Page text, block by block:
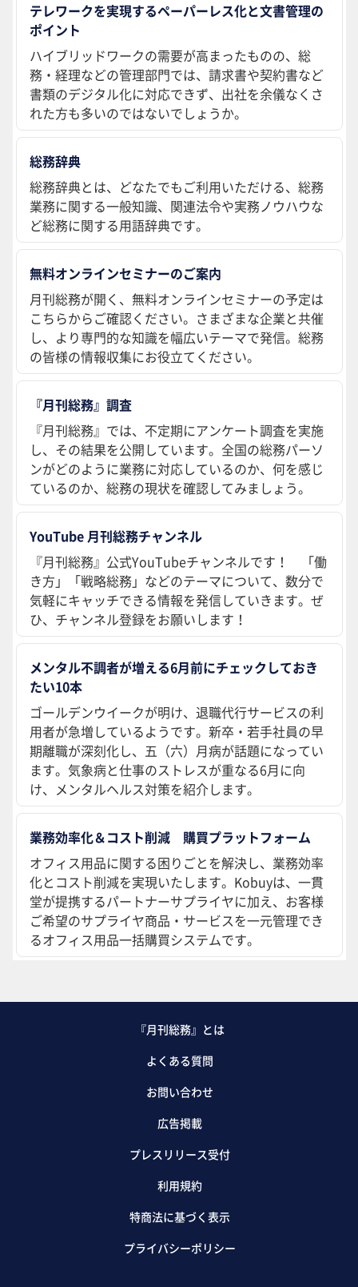
テレワークを実現するペーパーレス化と文書管理の
ポイント
ハイブリッドワークの需要が高まったものの、総
務・経理などの管理部門では、請求書や契約書など
書類のデジタル化に対応できず、出社を余儀なくさ
れた方も多いのではないでしょうか。
総務辞典
総務辞典とは、どなたでもご利用いただける、総務
業務に関する一般知識、関連法令や実務ノウハウな
ど総務に関する用語辞典です。
無料オンラインセミナーのご案内
月刊総務が開く、無料オンラインセミナーの予定は
こちらからご確認ください。さまざまな企業と共催
し、より専門的な知識を幅広いテーマで発信。総務
の皆様の情報収集にお役立てください。
『月刊総務』調査
『月刊総務』では、不定期にアンケート調査を実施
し、その結果を公開しています。全国の総務パーソ
ンがどのように業務に対応しているのか、何を感じ
ているのか、総務の現状を確認してみましょう。
YouTube 月刊総務チャンネル
『月刊総務』公式YouTubeチャンネルです！ 「働
き方」「戦略総務」などのテーマについて、数分で
気軽にキャッチできる情報を発信していきます。ぜ
ひ、チャンネル登録をお願いします！
メンタル不調者が増える6月前にチェックしておき
たい10本
ゴールデンウイークが明け、退職代行サービスの利
用者が急増しているようです。新卒・若手社員の早
期離職が深刻化し、五（六）月病が話題になってい
ます。気象病と仕事のストレスが重なる6月に向
け、メンタルヘルス対策を紹介します。
業務効率化＆コスト削減 購買プラットフォーム
オフィス用品に関する困りごとを解決し、業務効率
化とコスト削減を実現いたします。Kobuyは、一貫
堂が提携するパートナーサプライヤに加え、お客様
ご希望のサプライヤ商品・サービスを一元管理でき
るオフィス用品一括購買システムです。
『月刊総務』とは
よくある質問
お問い合わせ
広告掲載
プレスリリース受付
利用規約
特商法に基づく表示
プライバシーポリシー